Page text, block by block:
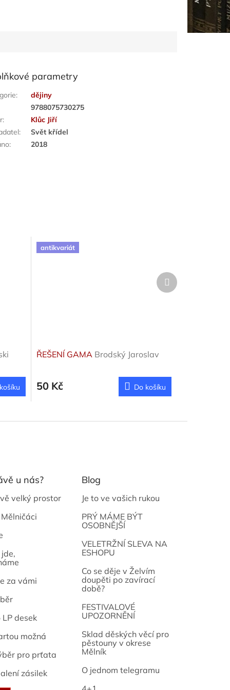
parametry
:
dějiny
9788075730275
:
Klůc Jiří
:
Svět křídel
: 2018
antikvariát
ŘEŠENÍ GAMA Brodský Jaroslav
50 Kč Do košíku
Další
produkt
u nás?
velký prostor
za vámi
desek
možná
pro prťata
zásilek
Blog
Je to ve vašich rukou
PRÝ MÁME BÝT
OSOBNĚJŠÍ
VELETRŽNÍ SLEVA NA
ESHOPU
Co se děje v Želvím
doupěti po zavírací
době?
FESTIVALOVÉ
UPOZORNĚNÍ
Sklad děských věcí pro
pěstouny v okrese
Mělník
O jednom telegramu